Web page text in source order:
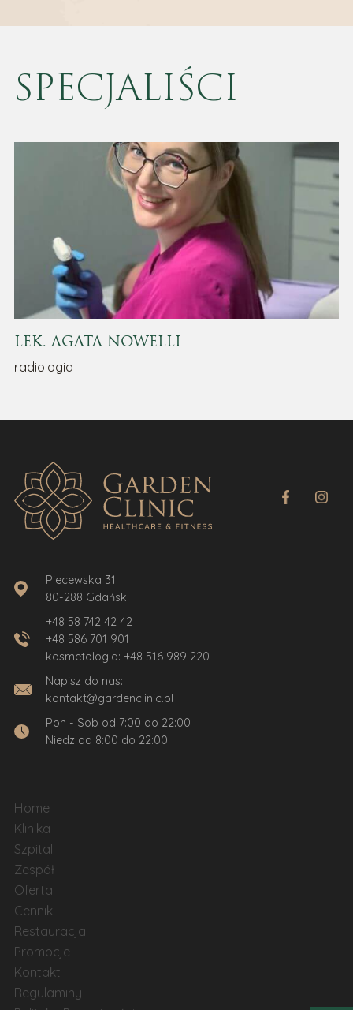
SPECJALIŚCI
LEK. AGATA NOWELLI
radiologia
Piecewska 31
80-288 Gdańsk
+48 58 742 42 42
+48 586 701 901
kosmetologia: +48 516 989 220
Napisz do nas:
kontakt@gardenclinic.pl
Pon - Sob od 7:00 do 22:00
Niedz od 8:00 do 22:00
Home
Klinika
Szpital
Zespół
Oferta
Cennik
Restauracja
Promocje
Kontakt
Regulaminy